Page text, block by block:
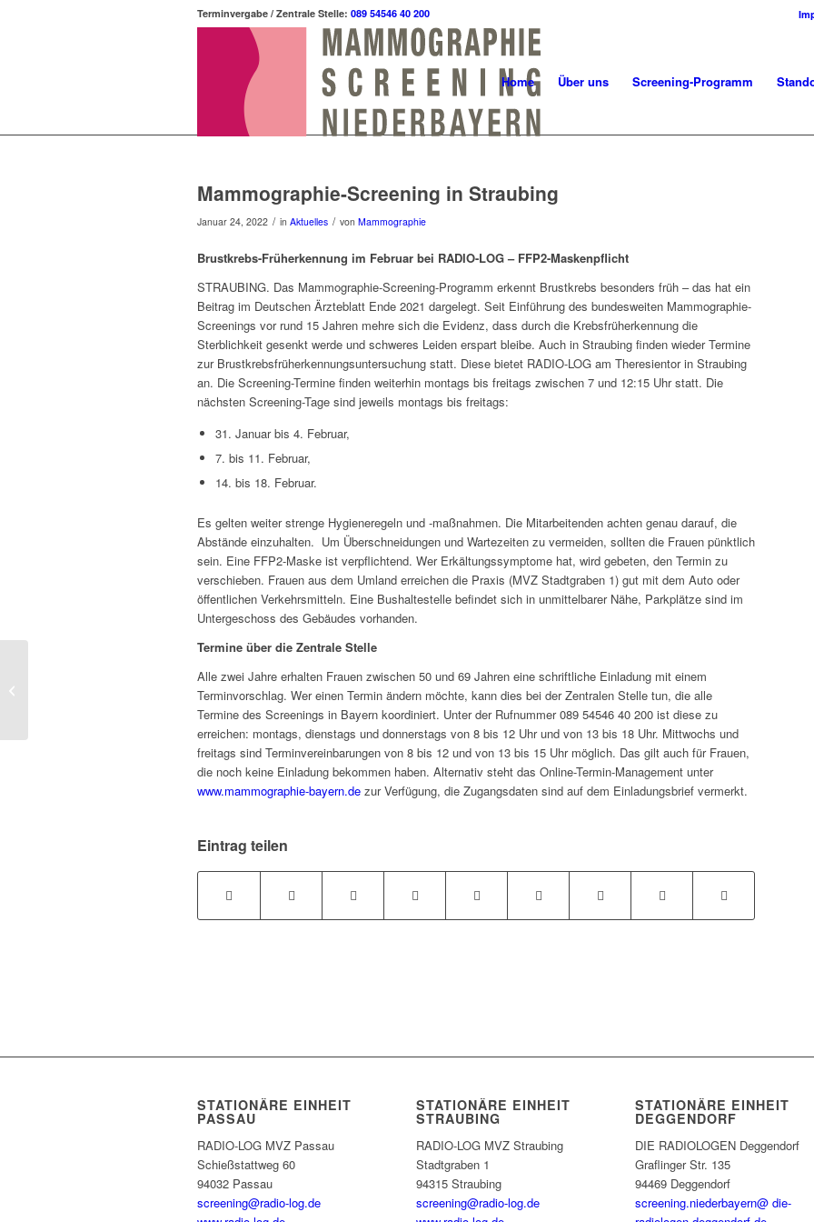
Terminvergabe / Zentrale Stelle: 089 54546 40 200
Home Über uns Screening-Programm
Mammographie-Screening in Straubing
Januar 24, 2022 / in Aktuelles / von Mammographie
Brustkrebs-Früherkennung im Februar bei RADIO-LOG – FFP2-Maskenpflicht
STRAUBING. Das Mammographie-Screening-Programm erkennt Brustkrebs besonders früh – das hat ein
Beitrag im Deutschen Ärzteblatt Ende 2021 dargelegt. Seit Einführung des bundesweiten Mammographie-
Screenings vor rund 15 Jahren mehre sich die Evidenz, dass durch die Krebsfrüherkennung die
Sterblichkeit gesenkt werde und schweres Leiden erspart bleibe. Auch in Straubing finden wieder Termine
zur Brustkrebsfrüherkennungsuntersuchung statt. Diese bietet RADIO-LOG am Theresientor in Straubing
an. Die Screening-Termine finden weiterhin montags bis freitags zwischen 7 und 12:15 Uhr statt. Die
nächsten Screening-Tage sind jeweils montags bis freitags:
31. Januar bis 4. Februar,
7. bis 11. Februar,
14. bis 18. Februar.
Es gelten weiter strenge Hygieneregeln und -maßnahmen. Die Mitarbeitenden achten genau darauf, die
Abstände einzuhalten. Um Überschneidungen und Wartezeiten zu vermeiden, sollten die Frauen pünktlich
sein. Eine FFP2-Maske ist verpflichtend. Wer Erkältungssymptome hat, wird gebeten, den Termin zu
verschieben. Frauen aus dem Umland erreichen die Praxis (MVZ Stadtgraben 1) gut mit dem Auto oder
öffentlichen Verkehrsmitteln. Eine Bushaltestelle befindet sich in unmittelbarer Nähe, Parkplätze sind im
Untergeschoss des Gebäudes vorhanden.
Termine über die Zentrale Stelle
Alle zwei Jahre erhalten Frauen zwischen 50 und 69 Jahren eine schriftliche Einladung mit einem
Terminvorschlag. Wer einen Termin ändern möchte, kann dies bei der Zentralen Stelle tun, die alle
Termine des Screenings in Bayern koordiniert. Unter der Rufnummer 089 54546 40 200 ist diese zu
erreichen: montags, dienstags und donnerstags von 8 bis 12 Uhr und von 13 bis 18 Uhr. Mittwochs und
freitags sind Terminvereinbarungen von 8 bis 12 und von 13 bis 15 Uhr möglich. Das gilt auch für Frauen,
die noch keine Einladung bekommen haben. Alternativ steht das Online-Termin-Management unter
www.mammographie-bayern.de zur Verfügung, die Zugangsdaten sind auf dem Einladungsbrief vermerkt.
Eintrag teilen
STATIONÄRE EINHEIT
PASSAU
RADIO-LOG MVZ Passau
Schießstattweg 60
94032 Passau
screening@radio-log.de
STATIONÄRE EINHEIT
STRAUBING
RADIO-LOG MVZ Straubing
Stadtgraben 1
94315 Straubing
screening@radio-log.de
STATIONÄRE EINHEIT
DEGGENDORF
DIE RADIOLOGEN Deggendorf
Graflinger Str. 135
94469 Deggendorf
screening.niederbayern@ die-
Mammographie-Screening im Februar